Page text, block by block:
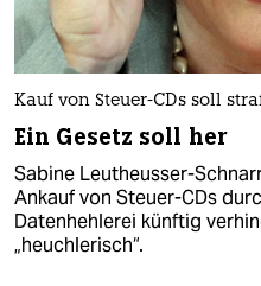
Kauf von Steuer-CDs soll
Ein Gesetz soll her
Sabine Leutheusser-
Ankauf von Steuer-CDs
Datenhehlerei künftig
„heuchlerisch“.